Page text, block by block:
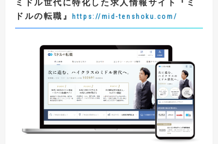
ミドル世代に特化した求人情報サイト 『 ミ
ドルの転職 』https://mid-tenshoku.com/